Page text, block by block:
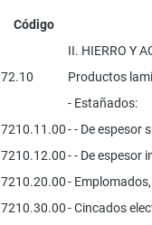
Código
II. HIERRO Y
72.10
Productos
- Estañados:
7210.11.00- - De espesor
7210.12.00- - De espesor
7210.20.00-
7210.30.00- Cincados